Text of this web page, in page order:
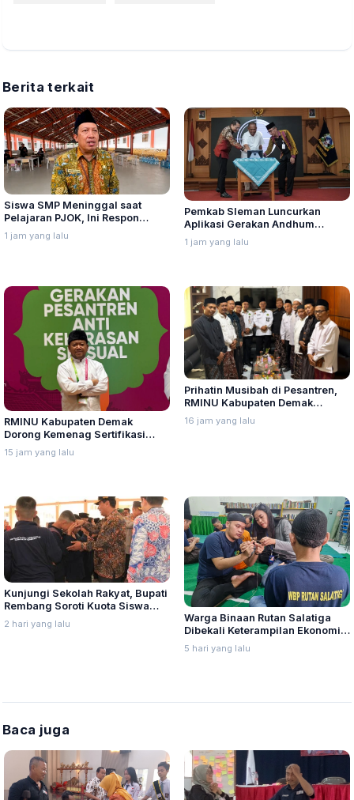
Berita terkait
Siswa SMP Meninggal saat
Pelajaran PJOK, Ini Respon
Dindikpora Rembang
1 jam yang lalu
Pemkab Sleman Luncurkan
Aplikasi Gerakan Andhum
Handarbeni Penanganan Anak
Tidak Sekolah Berbasis Early
1 jam yang lalu
RMINU Kabupaten Demak
Dorong Kemenag Sertifikasi
Manajemen Perlindungan Santri
15 jam yang lalu
Prihatin Musibah di Pesantren,
RMINU Kabupaten Demak
Dorong Sertifikasi Perlindungan
Santri
16 jam yang lalu
Kunjungi Sekolah Rakyat, Bupati
Rembang Soroti Kuota Siswa
Belum Penuh
2 hari yang lalu
Warga Binaan Rutan Salatiga
Dibekali Keterampilan Ekonomi
Kreatif
5 hari yang lalu
Baca juga